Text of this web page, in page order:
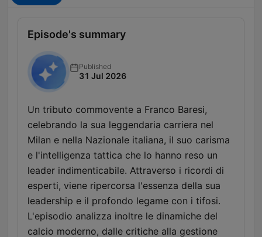
Episode's summary
Published
31 Jul 2026
Un tributo commovente a Franco Baresi,
celebrando la sua leggendaria carriera nel
Milan e nella Nazionale italiana, il suo carisma
e l'intelligenza tattica che lo hanno reso un
leader indimenticabile. Attraverso i ricordi di
esperti, viene ripercorsa l'essenza della sua
leadership e il profondo legame con i tifosi.
L'episodio analizza inoltre le dinamiche del
calcio moderno, dalle critiche alla gestione